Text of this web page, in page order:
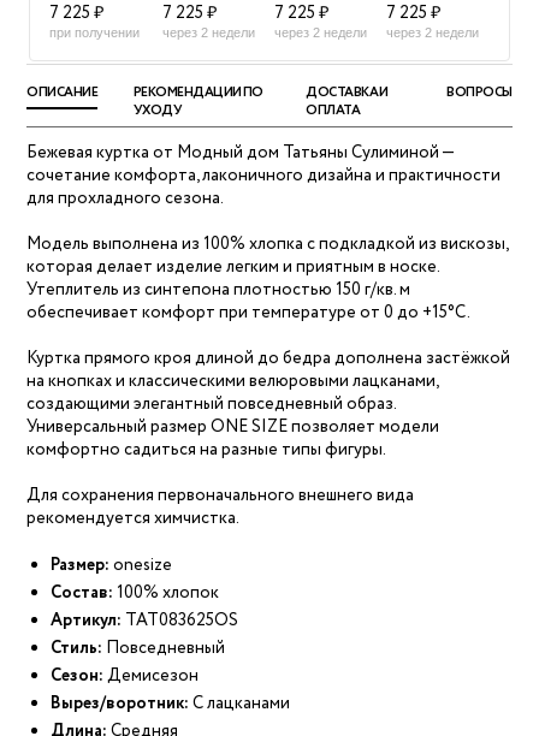
7 225 ₽
при получении
7 225 ₽
через 2 недели
7 225 ₽
через 2 недели
7 225 ₽
через 2 недели
ОПИСАНИЕ
РЕКОМЕНДАЦИИ ПО
УХОДУ
ДОСТАВКА И
ОПЛАТА
ВОПРОСЫ
Бежевая куртка от Модный дом Татьяны Сулиминой —
сочетание комфорта, лаконичного дизайна и практичности
для прохладного сезона.
Модель выполнена из 100% хлопка с подкладкой из вискозы,
которая делает изделие легким и приятным в носке.
Утеплитель из синтепона плотностью 150 г/кв. м
обеспечивает комфорт при температуре от 0 до +15°C.
Куртка прямого кроя длиной до бедра дополнена застёжкой
на кнопках и классическими велюровыми лацканами,
создающими элегантный повседневный образ.
Универсальный размер ONE SIZE позволяет модели
комфортно садиться на разные типы фигуры.
Для сохранения первоначального внешнего вида
рекомендуется химчистка.
Размер: onesize
Состав: 100% хлопок
Артикул: ТАТ083625OS
Стиль: Повседневный
Сезон: Демисезон
Вырез/воротник: С лацканами